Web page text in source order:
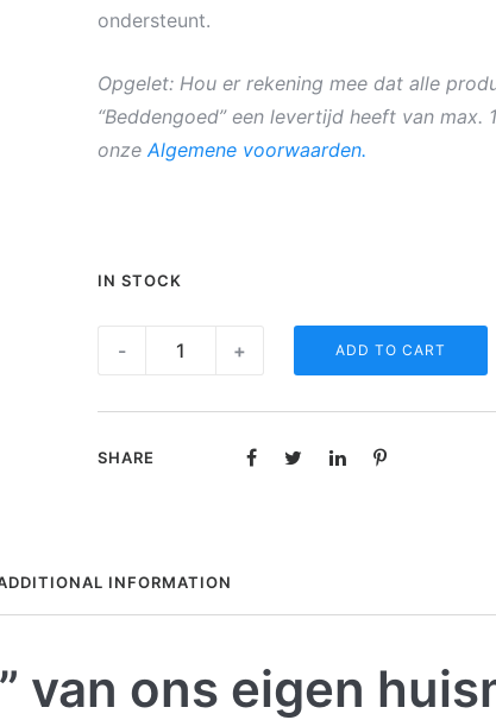
ondersteunt.
Opgelet: Hou er rekening mee dat alle
“Beddengoed” een levertijd heeft van max.
onze Algemene voorwaarden.
IN STOCK
-
Hoofdkussen
Orthopedica
+ ADD TO CART
SHARE
INFORMATION
van ons eigen